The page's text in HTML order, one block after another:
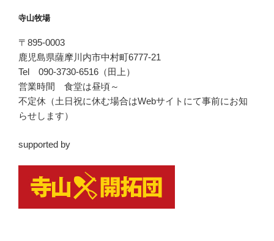
寺山牧場
〒895-0003
鹿児島県薩摩川内市中村町6777-21
Tel 090-3730-6516（田上）
営業時間 食堂は昼頃～
不定休（土日祝に休む場合はWebサイトにて事前にお知
らせします）
supported by